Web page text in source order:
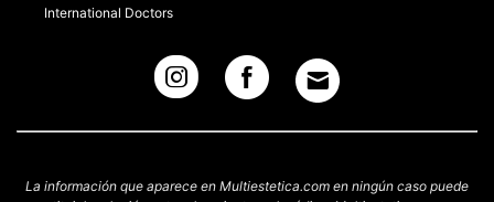
International Doctors
La información que aparece en Multiestetica.com en ningún caso puede